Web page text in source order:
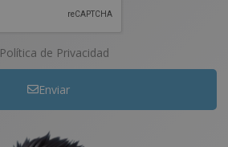
Política de Privacidad
Enviar